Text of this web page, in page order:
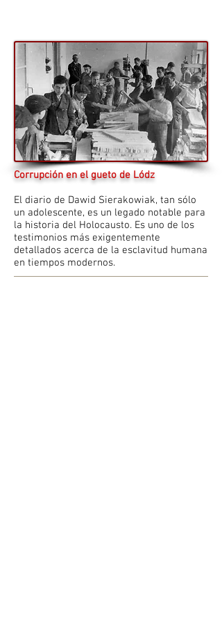
Corrupción en el gueto de Lódz
El diario de Dawid Sierakowiak, tan sólo
un adolescente, es un legado notable para
la historia del Holocausto. Es uno de los
testimonios más exigentemente
detallados acerca de la esclavitud humana
en tiempos modernos.